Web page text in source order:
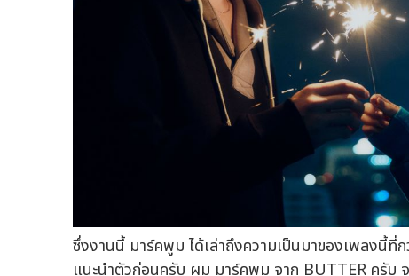
ซึ่งงานนี้ มาร์คพูม ได้เล่าถึงความเป็นมาของเพลงนี้ที่
แนะนำตัวก่อนครับ ผม มาร์คพูม จาก BUTTER ครับ